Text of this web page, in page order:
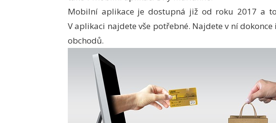
Mobilní aplikace je dostupná již od roku 2017 a
V aplikaci najdete vše potřebné. Najdete v ní
obchodů.